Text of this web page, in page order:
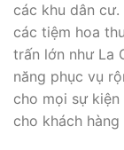
các khu dân
các tiệm hoa
trấn lớn như La
năng phục vụ
cho mọi sự
cho khách